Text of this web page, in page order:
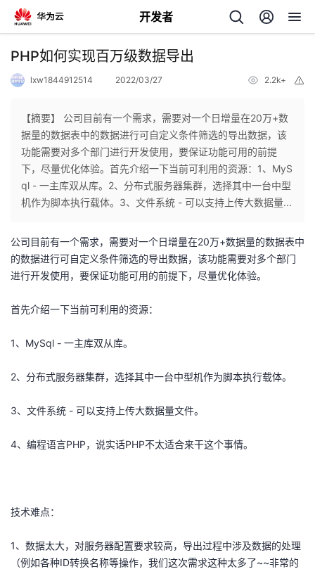
开发者
返
个
人
主
页
我
的
开
发
者
我
的
博
我
的
坛
我
圈
子
的
直
我
的
我
我
的
开
发
者
学
堂
的
课
我
的
我
我
的
Programs
我
的
支
持
我
技
术
的
云
PHP如何实现百万级数据导出
lxw1844912514 2022/03/27 2.2k+
【摘要】 公司目前有一个需求，需要对一个日增量在20万+数
据量的数据表中的数据进行可自定义条件筛选的导出数据，该
功能需要对多个部门进行开发使用，要保证功能可用的前提
下，尽量优化体验。首先介绍一下当前可利用的资源：1、MyS
ql - 一主库双从库。2、分布式服务器集群，选择其中一台中型
机作为脚本执行载体。3、文件系统 - 可以支持上传大数据量...
公司目前有一个需求，需要对一个日增量在20万+数据量的数据表中
的数据进行可自定义条件筛选的导出数据，该功能需要对多个部门
进行开发使用，要保证功能可用的前提下，尽量优化体验。
首先介绍一下当前可利用的资源：
1、MySql - 一主库双从库。
2、分布式服务器集群，选择其中一台中型机作为脚本执行载体。
3、文件系统 - 可以支持上传大数据量文件。
4、编程语言PHP，说实话PHP不太适合来干这个事情。
技术难点：
1、数据太大，对服务器配置要求较高，导出过程中涉及数据的处理
（例如各种ID转换名称等操作，我们这次需求这种太多了~~非常的